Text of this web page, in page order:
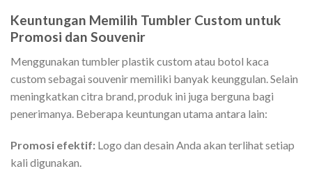
Keuntungan Memilih Tumbler Custom untuk
Promosi dan Souvenir
Menggunakan tumbler plastik custom atau botol kaca
custom sebagai souvenir memiliki banyak keunggulan. Selain
meningkatkan citra brand, produk ini juga berguna bagi
penerimanya. Beberapa keuntungan utama antara lain:
Promosi efektif: Logo dan desain Anda akan terlihat setiap
kali digunakan.